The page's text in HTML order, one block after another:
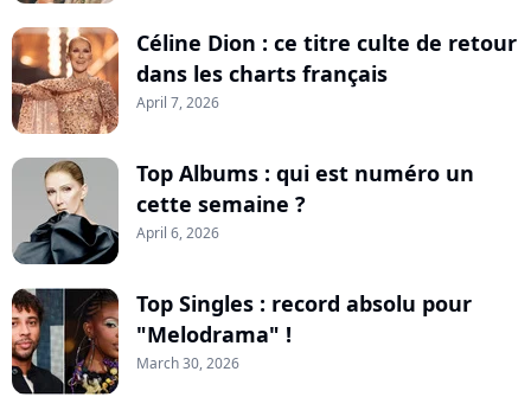
Céline Dion : ce titre culte de retour
dans les charts français
April 7, 2026
Top Albums : qui est numéro un
cette semaine ?
April 6, 2026
Top Singles : record absolu pour
"Melodrama" !
March 30, 2026